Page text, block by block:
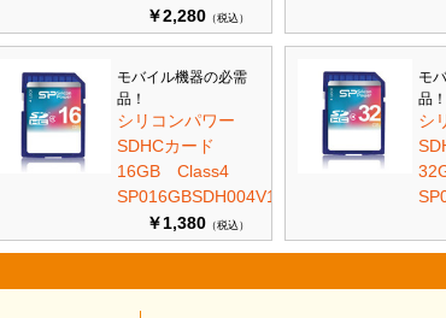
￥2,280 （税込）
モバイル機器の必需
品！
シリコンパワー
SDHCカード
16GB Class4
SP016GBSDH004V10
￥1,380 （税込）
モ
品！
シ